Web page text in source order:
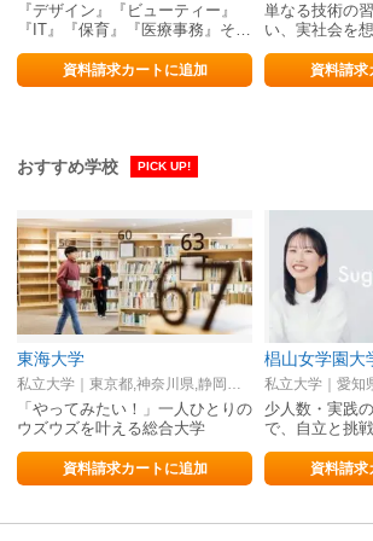
『デザイン』『ビューティー』
『IT』『保育』『医療事務』それ
ぞれの好きに全力で向き合える総
合専門学校資料請求カートに追加
単なる技術の
い、実社会を
びで「即戦力
付ける資料請求
おすすめ学校 PICK UP!
東海大学
私立大学｜東京都,神奈川県,静岡県,熊本県,北海道
「やってみたい！」一人ひとりの
ウズウズを叶える総合大学
資料請求カートに追加
椙山女学園大
私立大学｜愛知
少人数・実践
で、自立と挑
資料請求